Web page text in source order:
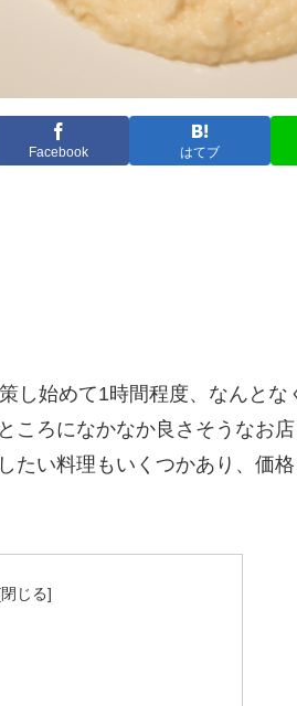
Facebook はてブ
し始めて1時間程度、なんと
ころになかなか良さそうなお
たい料理もいくつかあり、価